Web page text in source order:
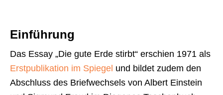
Einführung
Das Essay „Die gute Erde stirbt“ erschien 1971 als
Erstpublikation im Spiegel und bildet zudem den
Abschluss des Briefwechsels von Albert Einstein